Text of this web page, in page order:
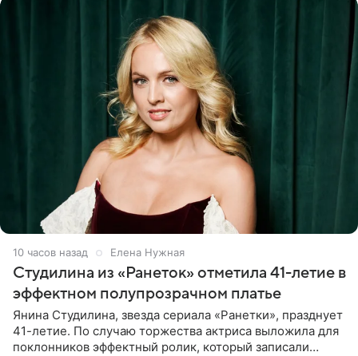
10 часов назад Елена Нужная
Студилина из «Ранеток» отметила 41-летие в
эффектном полупрозрачном платье
Янина Студилина, звезда сериала «Ранетки», празднует
41-летие. По случаю торжества актриса выложила для
поклонников эффектный ролик, который записали